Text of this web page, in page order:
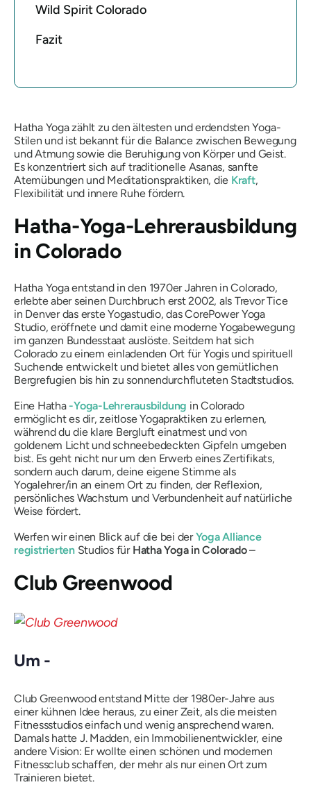
Wild Spirit Colorado
Fazit
Hatha Yoga zählt zu den ältesten und erdendsten Yoga-
Stilen und ist bekannt für die Balance zwischen Bewegung
und Atmung sowie die Beruhigung von Körper und Geist.
Es konzentriert sich auf traditionelle Asanas, sanfte
Atemübungen und Meditationspraktiken, die Kraft,
Flexibilität und innere Ruhe fördern.
Hatha-Yoga-Lehrerausbildung
in Colorado
Hatha Yoga entstand in den 1970er Jahren in Colorado,
erlebte aber seinen Durchbruch erst 2002, als Trevor Tice
in Denver das erste Yogastudio, das CorePower Yoga
Studio, eröffnete und damit eine moderne Yogabewegung
im ganzen Bundesstaat auslöste. Seitdem hat sich
Colorado zu einem einladenden Ort für Yogis und spirituell
Suchende entwickelt und bietet alles von gemütlichen
Bergrefugien bis hin zu sonnendurchfluteten Stadtstudios.
Eine Hatha -Yoga-Lehrerausbildung in Colorado
ermöglicht es dir, zeitlose Yogapraktiken zu erlernen,
während du die klare Bergluft einatmest und von
goldenem Licht und schneebedeckten Gipfeln umgeben
bist. Es geht nicht nur um den Erwerb eines Zertifikats,
sondern auch darum, deine eigene Stimme als
Yogalehrer/in an einem Ort zu finden, der Reflexion,
persönliches Wachstum und Verbundenheit auf natürliche
Weise fördert.
Werfen wir einen Blick auf die bei derYoga Alliance
registriertenStudios für Hatha Yoga in Colorado–
Club Greenwood
Um -
Club Greenwood entstand Mitte der 1980er-Jahre aus
einer kühnen Idee heraus, zu einer Zeit, als die meisten
Fitnessstudios einfach und wenig ansprechend waren.
Damals hatte J. Madden, ein Immobilienentwickler, eine
andere Vision: Er wollte einen schönen und modernen
Fitnessclub schaffen, der mehr als nur einen Ort zum
Trainieren bietet.